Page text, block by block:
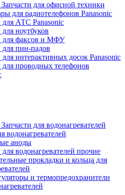
Запчасти для офисной техники
для радиотелефонов Panasonic
для АТС Panasonic
для ноутбуков
для факсов и МФУ
для пин-падов
для интерактивных досок Panasonic
для проводных телефонов
Запчасти для водонагревателей
водонагревателей
аноды
для водонагревателей прочие
прокладки и кольца для
и термопредохранители